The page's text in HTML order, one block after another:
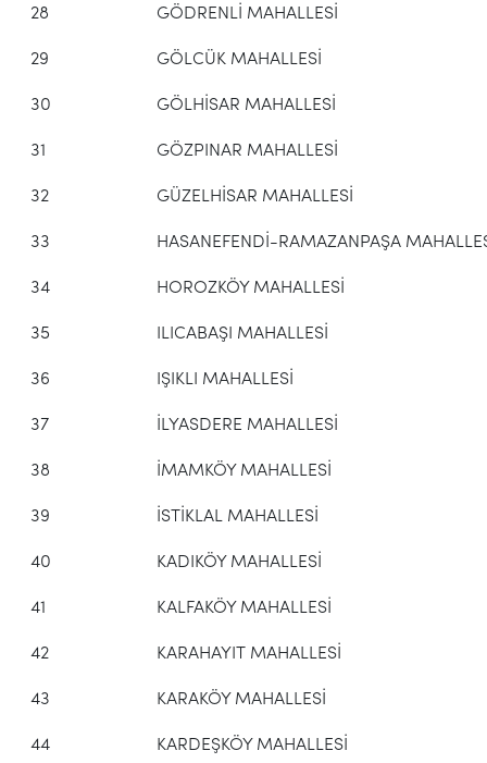
28 GÖDRENLİ MAHALLESİ
29 GÖLCÜK MAHALLESİ
30 GÖLHİSAR MAHALLESİ
31 GÖZPINAR MAHALLESİ
32 GÜZELHİSAR MAHALLESİ
33 HASANEFENDİ-RAMAZANPAŞA
34 HOROZKÖY MAHALLESİ
35 ILICABAŞI MAHALLESİ
36 IŞIKLI MAHALLESİ
37 İLYASDERE MAHALLESİ
38 İMAMKÖY MAHALLESİ
39 İSTİKLAL MAHALLESİ
40 KADIKÖY MAHALLESİ
41 KALFAKÖY MAHALLESİ
42 KARAHAYIT MAHALLESİ
43 KARAKÖY MAHALLESİ
44 KARDEŞKÖY MAHALLESİ